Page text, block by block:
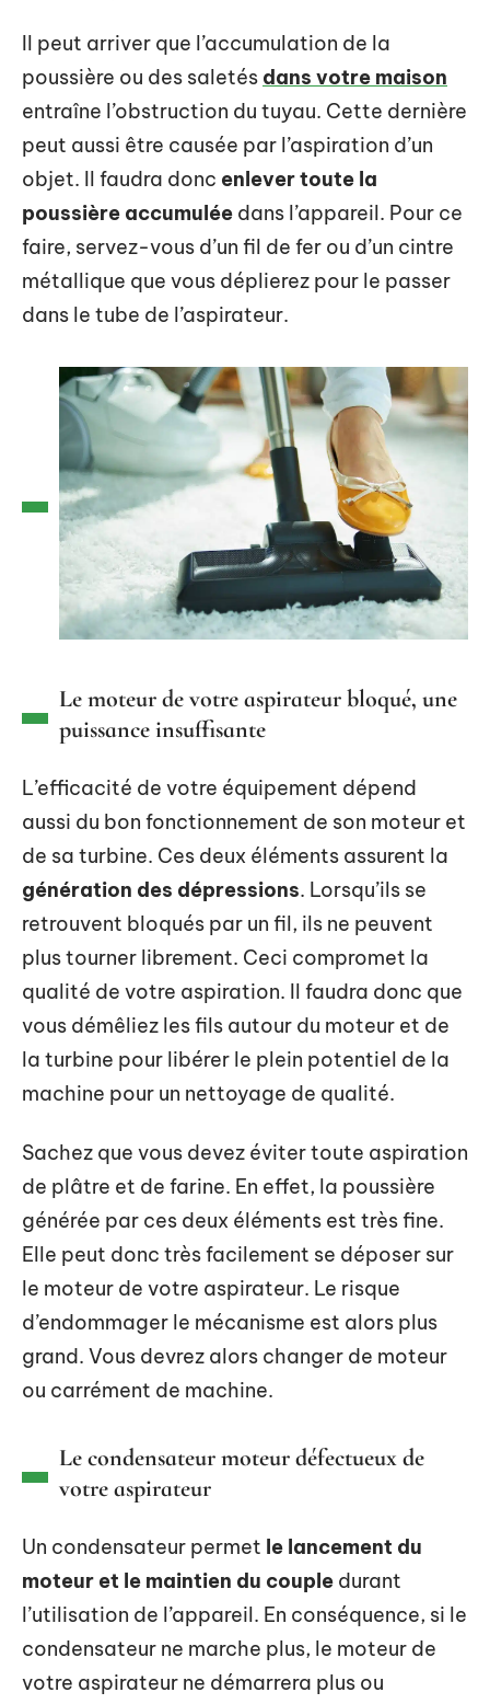
Il peut arriver que l’accumulation de la
poussière ou des saletés dans votre maison
entraîne l’obstruction du tuyau. Cette dernière
peut aussi être causée par l’aspiration d’un
objet. Il faudra donc enlever toute la
poussière accumulée dans l’appareil. Pour ce
faire, servez-vous d’un fil de fer ou d’un cintre
métallique que vous déplierez pour le passer
dans le tube de l’aspirateur.
Le moteur de votre aspirateur bloqué, une
puissance insuffisante
L’efficacité de votre équipement dépend
aussi du bon fonctionnement de son moteur et
de sa turbine. Ces deux éléments assurent la
génération des dépressions. Lorsqu’ils se
retrouvent bloqués par un fil, ils ne peuvent
plus tourner librement. Ceci compromet la
qualité de votre aspiration. Il faudra donc que
vous démêliez les fils autour du moteur et de
la turbine pour libérer le plein potentiel de la
machine pour un nettoyage de qualité.
Sachez que vous devez éviter toute aspiration
de plâtre et de farine. En effet, la poussière
générée par ces deux éléments est très fine.
Elle peut donc très facilement se déposer sur
le moteur de votre aspirateur. Le risque
d’endommager le mécanisme est alors plus
grand. Vous devrez alors changer de moteur
ou carrément de machine.
Le condensateur moteur défectueux de
votre aspirateur
Un condensateur permet le lancement du
moteur et le maintien du couple durant
l’utilisation de l’appareil. En conséquence, si le
condensateur ne marche plus, le moteur de
votre aspirateur ne démarrera plus ou